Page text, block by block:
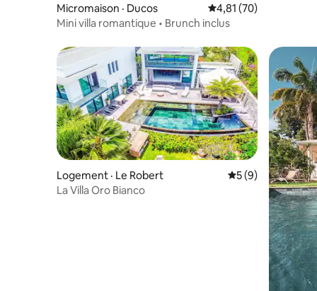
Micromaison · Ducos Note moyenne de
4,81 (70)
Mini villa romantique • Brunch inclus
Logement · Le Robert Note moyenne
5 (9)
La Villa Oro Bianco